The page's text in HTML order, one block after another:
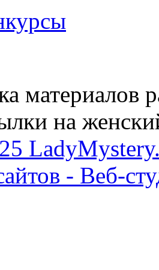
материалов
на
- Веб-